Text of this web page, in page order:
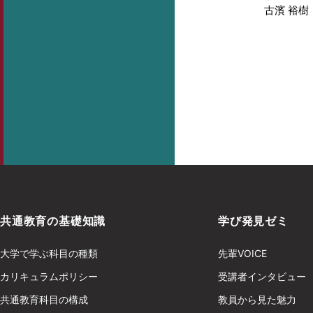
古濱 裕樹
共通教育の基礎知識
大学で学ぶ科目の種類
カリキュラムポリシー
共通教育科目の構成
学び発見ゼミ
先輩VOICE
受講者インタビュー
教員から見た魅力